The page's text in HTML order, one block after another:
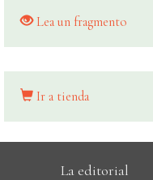
Lea un fragmento
Ir a tienda
La editorial